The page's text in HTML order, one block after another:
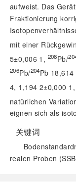
aufweist. Das
Fraktionierung
mit einer
5±0,006 1, 208Pb/
206Pb/204Pb
4, 1,194 2±0,000
natürlichen
eignen sich als
关键词
realen Proben